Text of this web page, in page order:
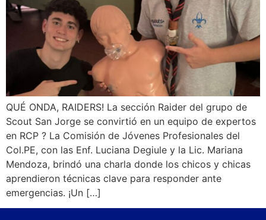
QUÉ ONDA, RAIDERS! La sección Raider del grupo de
Scout San Jorge se convirtió en un equipo de expertos
en RCP ? La Comisión de Jóvenes Profesionales del
Col.PE, con las Enf. Luciana Degiule y la Lic. Mariana
Mendoza, brindó una charla donde los chicos y chicas
aprendieron técnicas clave para responder ante
emergencias. ¡Un […]